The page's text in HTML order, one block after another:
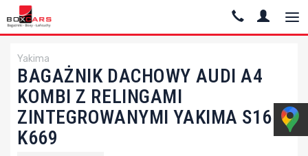
Yakima
BAGAŻNIK DACHOWY AUDI A4
KOMBI Z RELINGAMI
ZINTEGROWANYMI YAKIMA S16
K669